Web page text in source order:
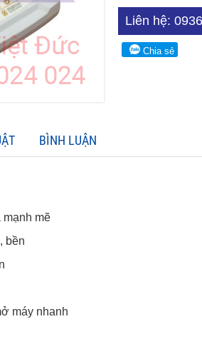
Liên hệ:
Chia sẻ
BÌNH LUẬN
mạnh mẽ
bền
máy nhanh